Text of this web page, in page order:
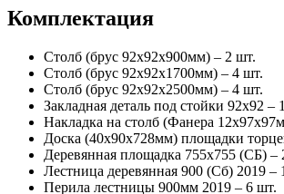
Комплектация
Столб (брус 92х92х900мм) – 2 шт.
Столб (брус 92х92х1700мм) – 4 шт.
Столб (брус 92х92х2500мм) – 4 шт.
Закладная деталь под стойки 92х92 –
Накладка на столб (Фанера
Доска (40х90х728мм) площадки
Деревянная площадка 755х755 (СБ) –
Лестница деревянная 900 (Сб) 2019 –
Перила лестницы 900мм 2019 – 6 шт.